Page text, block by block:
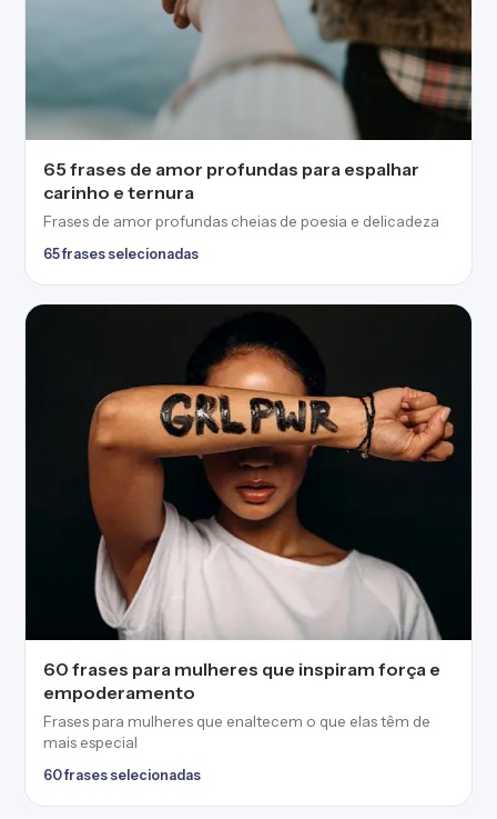
65 frases de amor profundas para espalhar
carinho e ternura
Frases de amor profundas cheias de poesia e delicadeza
65 frases selecionadas
60 frases para mulheres que inspiram força e
empoderamento
Frases para mulheres que enaltecem o que elas têm de
mais especial
60 frases selecionadas